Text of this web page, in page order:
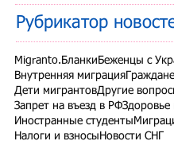
Рубрикатор
Migranto.Бланки Беженцы с
Внутренняя миграция
Дети мигрантовДругие
Запрет на въезд в РФЗдоровье
Иностранные студенты
Налоги и взносы Новости СНГ